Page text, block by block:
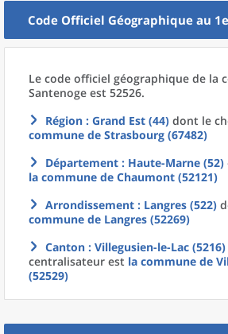
Code Officiel Géographique au
Le code officiel géographique de la
Santenoge est 52526.
Région : Grand Est (44) dont le
commune de Strasbourg (67482)
Département : Haute-Marne (52)
la commune de Chaumont (52121)
Arrondissement : Langres (522)
commune de Langres (52269)
Canton : Villegusien-le-Lac (5216)
centralisateur est la commune de
(52529)